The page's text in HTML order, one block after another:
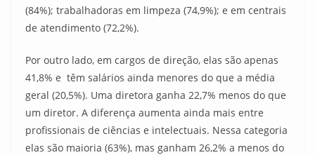
(84%); trabalhadoras em limpeza (74,9%); e em centrais
de atendimento (72,2%).
Por outro lado, em cargos de direção, elas são apenas
41,8% e têm salários ainda menores do que a média
geral (20,5%). Uma diretora ganha 22,7% menos do que
um diretor. A diferença aumenta ainda mais entre
profissionais de ciências e intelectuais. Nessa categoria
elas são maioria (63%), mas ganham 26,2% a menos do